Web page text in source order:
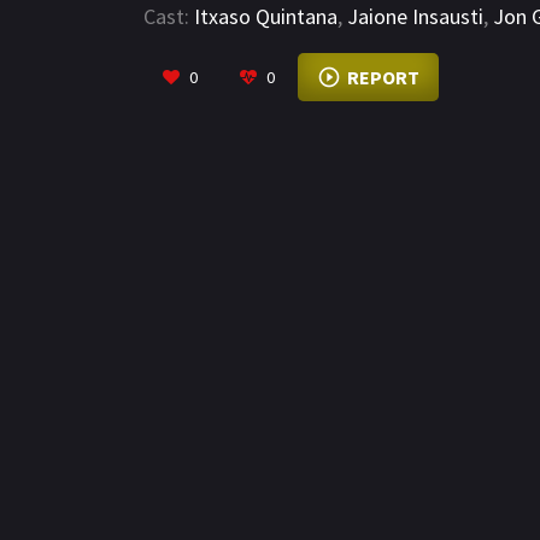
Cast: Itxaso Quintana, Jaione Insausti, Jon
0 0 REPORT